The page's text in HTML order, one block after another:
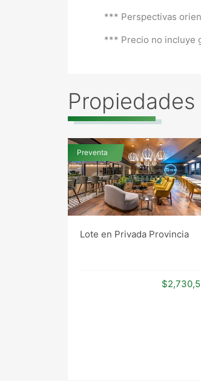
*** Perspectivas
*** Precio no incluye
Preventa
Lote en Privada Provincia